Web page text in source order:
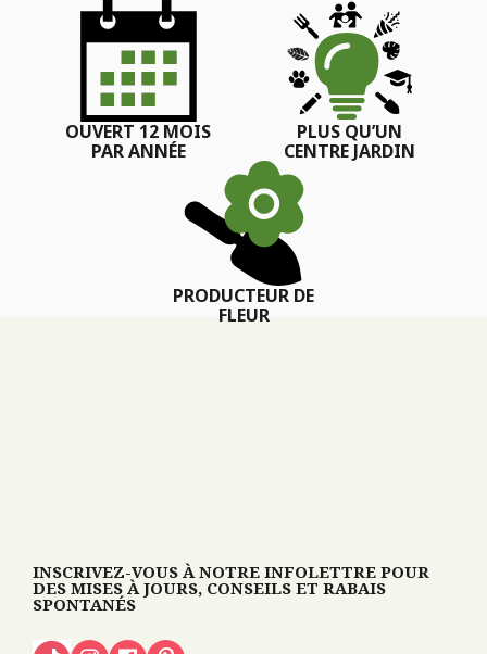
OUVERT 12 MOIS
PAR ANNÉE
PLUS QU’UN
CENTRE JARDIN
PRODUCTEUR DE
FLEUR
INSCRIVEZ-VOUS À NOTRE INFOLETTRE POUR
DES MISES À JOURS, CONSEILS ET RABAIS
SPONTANÉS